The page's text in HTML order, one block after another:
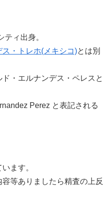
ティ出身。
・トレホ(メキシコ)とは別
・エルナンデス・ペレスと
Perez と表記される
ます。
等ありましたら精査の上反